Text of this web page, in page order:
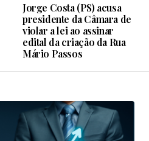
Jorge Costa (PS) acusa
presidente da Câmara de
violar a lei ao assinar
edital da criação da Rua
Mário Passos